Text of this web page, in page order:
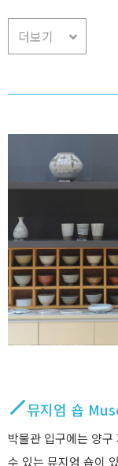
더보기
뮤지엄 숍
박물관 입구에는 양
수 있는 뮤지엄 숍이